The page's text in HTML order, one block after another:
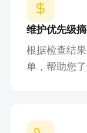
维护优先级
根据检查结
单，帮助您